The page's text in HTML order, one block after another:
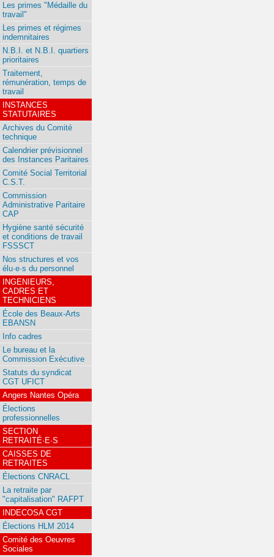
Les primes "Médaille du
travail"
Les primes et régimes
indemnitaires
N.B.I. et N.B.I. quartiers
prioritaires
Traitement,
rémunération, temps de
travail
INSTANCES
STATUTAIRES
Archives du Comité
technique
Calendrier prévisionnel
des Instances Paritaires
Comité Social Territorial
C.S.T.
Commission
Administrative Paritaire
CAP
Hygiène santé sécurité
et conditions de travail
FSSSCT
Nos structures et vos
élu·e·s du personnel
INGENIEURS,
CADRES ET
TECHNICIENS
École des Beaux-Arts
EBANSN
Info cadres
Le bureau et la
Commission Exécutive
Statuts du syndicat
CGT UFICT
Angers Nantes Opéra
Élections
professionnelles
SECTION
RETRAITÉ·E·S
CAISSES DE
RETRAITES
Élections CNRACL
La retraite par
"capitalisation" RAFPT
INDECOSA CGT
Élections HLM 2014
Comité des Oeuvres
Sociales